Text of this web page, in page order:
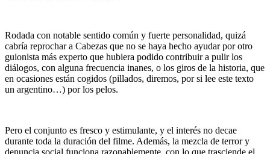
Rodada con notable sentido común y fuerte personalidad, quizá
cabría reprochar a Cabezas que no se haya hecho ayudar por otro
guionista más experto que hubiera podido contribuir a pulir los
diálogos, con alguna frecuencia inanes, o los giros de la historia, que
en ocasiones están cogidos (pillados, diremos, por si lee este texto
un argentino…) por los pelos.
Pero el conjunto es fresco y estimulante, y el interés no decae
durante toda la duración del filme. Además, la mezcla de terror y
denuncia social funciona razonablemente, con lo que trasciende el